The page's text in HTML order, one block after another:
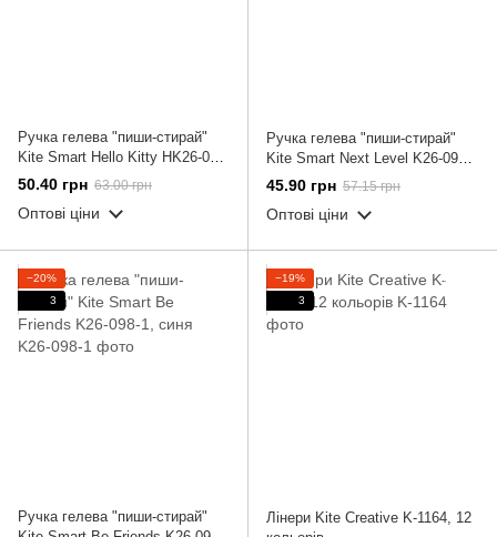
Ручка гелева "пиши-стирай"
Kite Smart Hello Kitty HK26-098,
синя
50.40 грн 63.00 грн
Оптові ціни
Ручка гелева "пиши-стирай"
Kite Smart Next Level K26-098-
2, синя
45.90 грн 57.15 грн
Оптові ціни
−20%
3
Ручка гелева "пиши-стирай"
−19%
3
Лінери Kite Creative K-1164, 12